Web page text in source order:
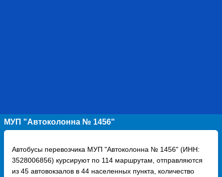
МУП "Автоколонна № 1456"
Автобусы перевозчика МУП "Автоколонна № 1456" (ИНН:
3528006856) курсируют по 114 маршрутам, отправляются
из 45 автовокзалов в 44 населенных пункта, количество